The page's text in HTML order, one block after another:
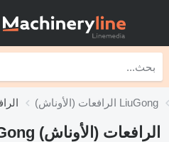
الرافعات (الأوناش) LiuGong
الرافعات (الأوناش) LiuGong